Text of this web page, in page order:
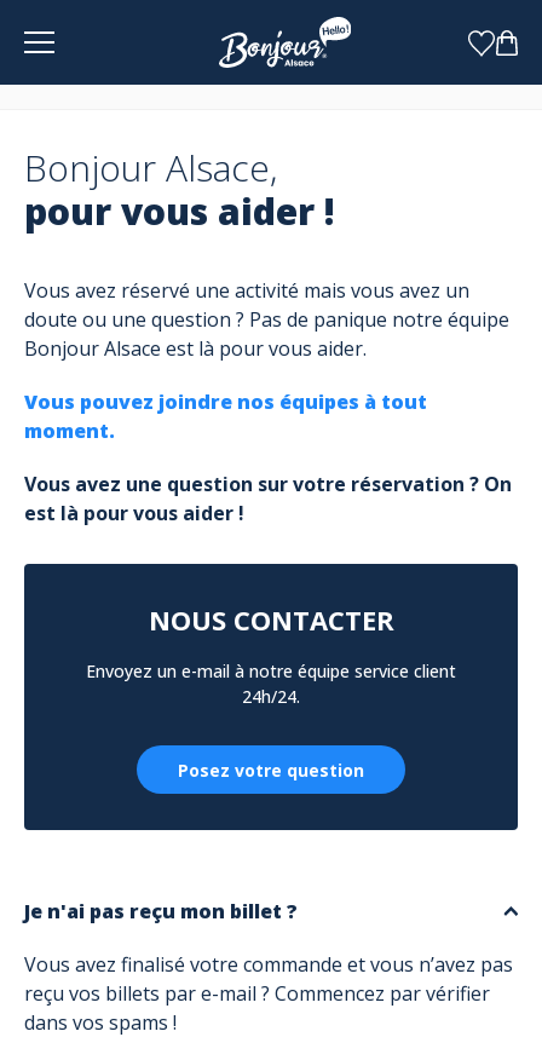
Bonjour Alsace,
pour vous aider !
Vous avez réservé une activité mais vous avez un
doute ou une question ? Pas de panique notre équipe
Bonjour Alsace est là pour vous aider.
Vous pouvez joindre nos équipes à tout
moment.
Vous avez une question sur votre réservation ? On
est là pour vous aider !
NOUS CONTACTER
Envoyez un e-mail à notre équipe service client
24h/24.
Posez votre question
Je n'ai pas reçu mon billet ?
Vous avez finalisé votre commande et vous n’avez pas
reçu vos billets par e-mail ? Commencez par vérifier
dans vos spams !